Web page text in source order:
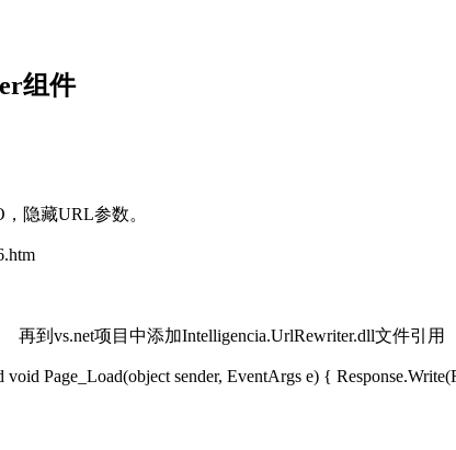
组件
，隐藏URL参数。
再到vs.net项目中添加Intelligencia.UrlRewriter.dll文件
sender, EventArgs e) {